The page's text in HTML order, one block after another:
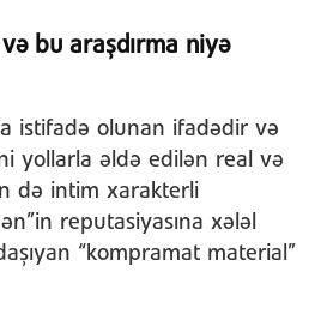
bu araşdırma niyə
istifadə olunan ifadədir və
yollarla əldə edilən real və
də intim xarakterli
reputasiyasına xələl
“kompramat material”